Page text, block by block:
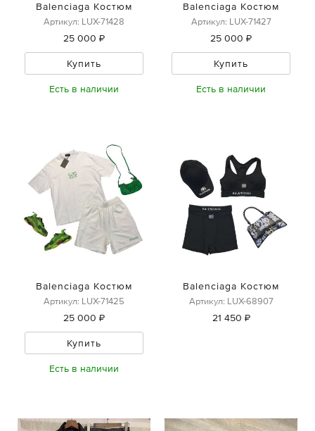
Balenciaga Костюм
Артикул: LUX-71428
25 000 ₽
Купить
Есть в наличии
Balenciaga Костюм
Артикул: LUX-71427
25 000 ₽
Купить
Есть в наличии
Balenciaga Костюм
Артикул: LUX-71425
25 000 ₽
Купить
Есть в наличии
Balenciaga Костюм
Артикул: LUX-68907
21 450 ₽